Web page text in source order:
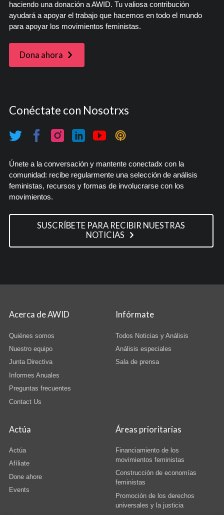
haciendo una donación a AWID. Tu valiosa contribución
ayudará a apoyar el trabajo que hacemos en todo el mundo
para apoyar los movimientos feministas.
Dona ahora
Conéctate con Nosotrxs
Únete a la conversación y mantente conectadx con la
comunidad: recibe regularmente una selección de análisis
feministas, recursos y formas de involucrarse con los
movimientos.
SUSCRÍBETE PARA RECIBIR NUESTRAS
NOTICIAS
Acerca de AWID
Quiénes somos
Nuestro equipo
Junta Directiva
Informes Anuales
Preguntas frecuentes
Contact Us
Infórmate
Todos Noticias y Análisis
Análisis especiales
Sala de prensa
Actúa
Actúa
Afíliate
Done ahore
Events
Áreas prioritarias
Financiamiento de los
movimientos feministas
Construcción de economías
feministas
Promoción de los derechos
universales y la justicia